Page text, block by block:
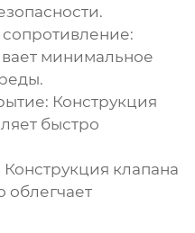
минимальное
Конструкция
быстро
клапана
облегчает